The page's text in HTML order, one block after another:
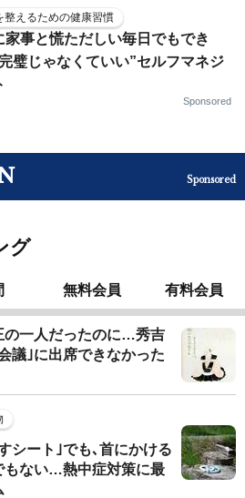
整えるための健康習慣
家事と慌ただしい毎日でもでき
璧じゃなくていい”セルフマネジ
Sponsored
Sponsored
グ
無料会員 有料会員
の一人だったのに…秀吉
議｣に出席できなかった
シート｣でも､首にかける
もない…熱中症対策に最